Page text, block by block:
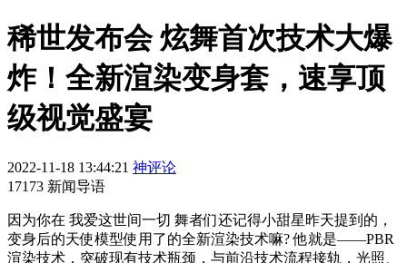
稀世发布会 炫舞首次技术大爆
炸！全新渲染变身套，速享顶
级视觉盛宴
2022-11-18 13:44:21 神评论
17173 新闻导语
因为你在 我爱这世间一切 舞者们还记得小甜星昨天提到的，
变身后的天使模型使用了的全新渲染技术嘛? 他就是——PBR
渲染技术，突破现有技术瓶颈，与前沿技术流程接轨，光照、